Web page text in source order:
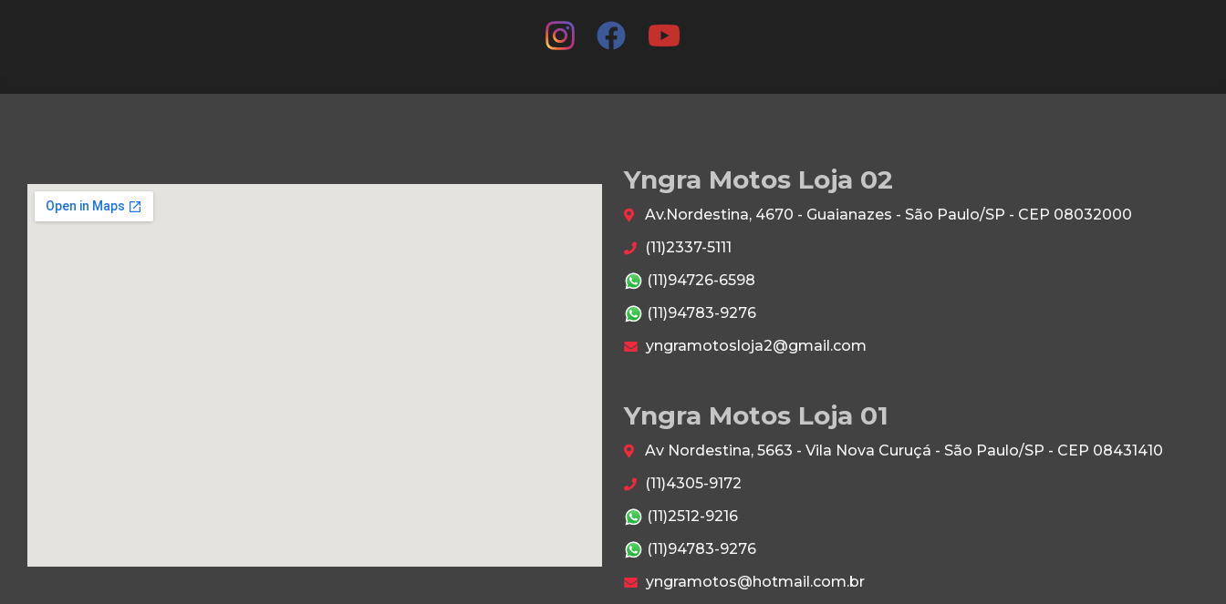
Yngra Motos Loja 02
Av.Nordestina, 4670 - Guaianazes - São Paulo/SP - CEP 08032000
(11)2337-5111
(11)94726-6598
(11)94783-9276
yngramotosloja2@gmail.com
Yngra Motos Loja 01
Av Nordestina, 5663 - Vila Nova Curuçá - São Paulo/SP - CEP 08431410
(11)4305-9172
(11)2512-9216
(11)94783-9276
yngramotos@hotmail.com.br